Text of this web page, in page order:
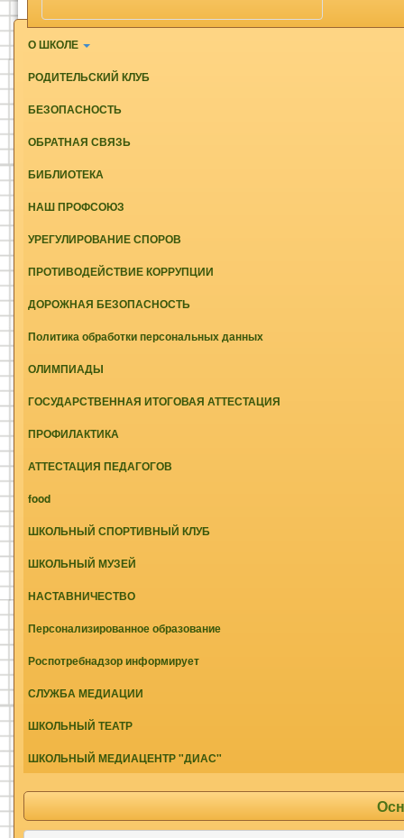
О ШКОЛЕ
РОДИТЕЛЬСКИЙ КЛУБ
БЕЗОПАСНОСТЬ
ОБРАТНАЯ СВЯЗЬ
БИБЛИОТЕКА
НАШ ПРОФСОЮЗ
УРЕГУЛИРОВАНИЕ СПОРОВ
ПРОТИВОДЕЙСТВИЕ КОРРУПЦИИ
ДОРОЖНАЯ БЕЗОПАСНОСТЬ
Политика обработки персональных данных
ОЛИМПИАДЫ
ГОСУДАРСТВЕННАЯ ИТОГОВАЯ АТТЕСТАЦИЯ
ПРОФИЛАКТИКА
АТТЕСТАЦИЯ ПЕДАГОГОВ
food
ШКОЛЬНЫЙ СПОРТИВНЫЙ КЛУБ
ШКОЛЬНЫЙ МУЗЕЙ
НАСТАВНИЧЕСТВО
Персонализированное образование
Роспотребнадзор информирует
СЛУЖБА МЕДИАЦИИ
ШКОЛЬНЫЙ ТЕАТР
ШКОЛЬНЫЙ МЕДИАЦЕНТР "ДИАС"